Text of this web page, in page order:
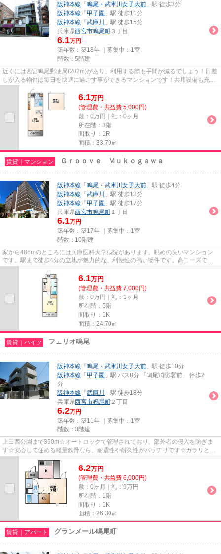
阪神本線 「 鳴尾・武庫川女子大前 」駅 徒歩3分
阪神本線 「 甲子園 」駅 徒歩11分
阪神本線 「 武庫川
」駅 徒歩15分
兵庫県西宮市鳴尾町 ３丁目
6.1万円
築年数：築18年 ｜募集中： 1室
階数：5階建
近くには西宮鳴尾郵便局(202m)があり、利用する際も手間が減るでしょう！日差
しが入る物件は毎日を快適に過ごす事ができるマンションです！共用設備も充実
した、一押しのマンションで...
6.1万円
(管理費・共益費 5,000円)
敷：0万円｜礼：0ヶ月
所在階：3階
間取り：1R
面積：33.79㎡
賃貸｜マンション Ｇｒｏｏｖｅ Ｍｕｋｏｇａｗａ
阪神本線 「 鳴尾・武庫川女子大前 」駅 徒歩4分
阪神本線 「 武庫川
」駅 徒歩13分
阪神本線 「 甲子園 」駅 徒歩17分
兵庫県西宮市鳴尾町 １丁目
6.1万円
築年数：築17年 ｜募集中： 1室
階数：10階建
家から486mのところには兵庫医科大学病院があります。眺めの良いマンション
です。駅まで徒歩4分の立地が魅力的な、利便性の高い物件です。高ニーズであ
る、陽当りの良い環境を実現した...
6.1万円
(管理費・共益費 7,000円)
敷：0万円｜礼：1ヶ月
所在階：5階
間取り：1K
面積：24.70㎡
賃貸｜ハイツ フェリオ鳴尾
阪神本線 「 鳴尾・武庫川女子大前 」駅 徒歩10分
阪神本線 「 甲子園 」駅 バス8分 「鳴尾消防署前」 停歩2
分
阪神本線 「 武庫川
」駅 徒歩18分
兵庫県西宮市鳴尾町 ２丁目
6.2万円
築年数：築11年 ｜募集中： 1室
階数：3階建
上田西公園まで350m☆オートロックで管理されており、部外者の侵入を防ぎま
す☆安心して住める軽量鉄骨なら、耐震性や耐久性がバッチリです☆カラリと気
持ちの良い浴室を実現につながる浴...
6.2万円
(管理費・共益費 6,000円)
敷：0ヶ月｜礼：9万円
所在階：1階
間取り：1K
面積：26.30㎡
賃貸｜アパート グランメール鳴尾町